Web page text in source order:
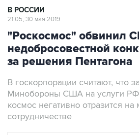
В РОССИИ
21:05, 30 мая 2019
"Роскосмос" обвинил
недобросовестной
за решения Пентагона
В госкорпорации считают, что
Минобороны США на услуги РФ
космос негативно отразится
сотрудничестве